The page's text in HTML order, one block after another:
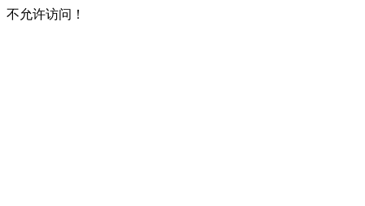
不允许访问！